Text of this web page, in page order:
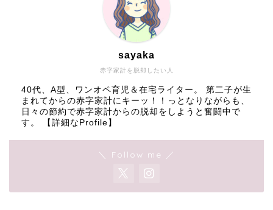
赤字家計を脱却したい人
sayaka
40代、A型、ワンオペ育児＆在宅ライター。 第二子が生
まれてからの赤字家計にキーッ！！っとなりながらも、
日々の節約で赤字家計からの脱却をしようと奮闘中で
す。
【詳細なProfile】
＼ Follow me ／